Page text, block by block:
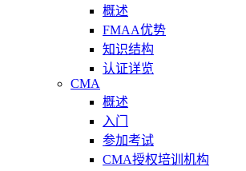
概述
FMAA优势
知识结构
认证详览
CMA
概述
入门
参加考试
CMA授权培训机构